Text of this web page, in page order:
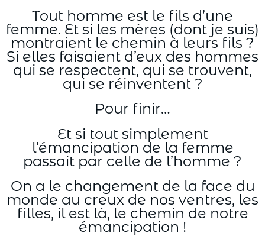
Tout homme est le fils d’une
femme. Et si les mères (dont je suis)
montraient le chemin à leurs fils ?
Si elles faisaient d’eux des hommes
qui se respectent, qui se trouvent,
qui se réinventent ?
Pour finir…
Et si tout simplement
l’émancipation de la femme
passait par celle de l’homme ?
On a le changement de la face du
monde au creux de nos ventres, les
filles, il est là, le chemin de notre
émancipation !